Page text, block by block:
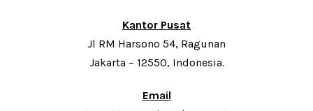
Kantor Pusat
Jl RM Harsono 54, Ragunan
Jakarta – 12550, Indonesia.
Email